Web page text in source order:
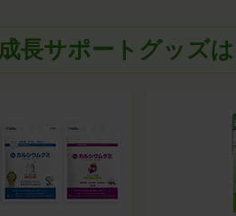
長サポートグッズ